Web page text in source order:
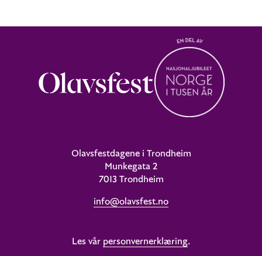
Olavsfestdagene i Trondheim
Munkegata 2
7013 Trondheim
info@olavsfest.no
Les vår personvernerklæring.